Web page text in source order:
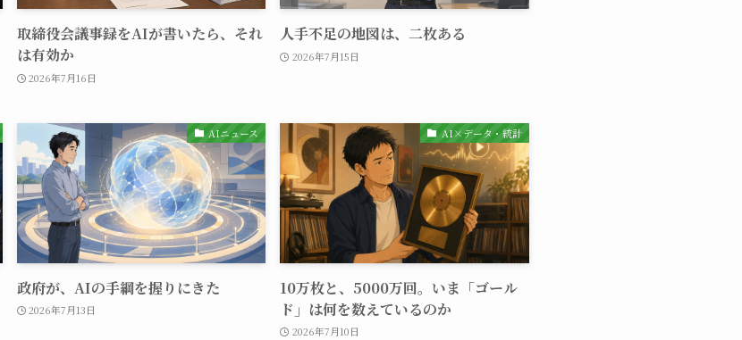
取締役会議事録をAIが書いたら、それ
は有効か
2026年7月16日
人手不足の地図は、二枚ある
2026年7月15日
AIニュース
政府が、AIの手綱を握りにきた
2026年7月13日
AI×データ・統計
10万枚と、5000万回。いま「ゴール
ド」は何を数えているのか
2026年7月10日